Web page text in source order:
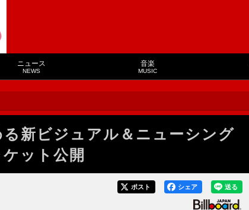
ニュース
NEWS
音楽
MUSIC
新ビジュアル＆ニューシング
ット公開
送る
シェア
ポスト